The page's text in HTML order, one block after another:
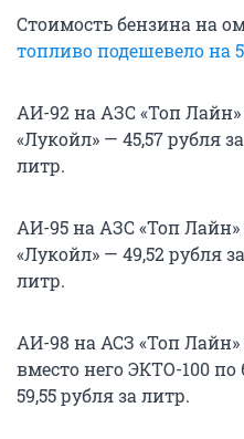
Стоимость бензина на
топливо подешевело на
АИ-92 на АЗС «Топ Лайн»
«Лукойл» — 45,57 рубля
литр.
АИ-95 на АЗС «Топ Лайн»
«Лукойл» — 49,52 рубля
литр.
АИ-98 на АСЗ «Топ Лайн»
вместо него ЭКТО-100 по
59,55 рубля за литр.